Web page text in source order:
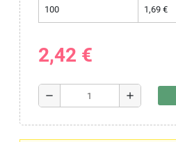
100 1,69 €
2,42 €
remove add